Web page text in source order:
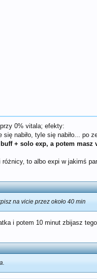
0% vitala; efekty:
się nabiło, tyle się nabiło...
+ solo exp, a potem masz
to albo expi w jakimś
na vicie przez około 40 min
i potem 10 minut zbijasz